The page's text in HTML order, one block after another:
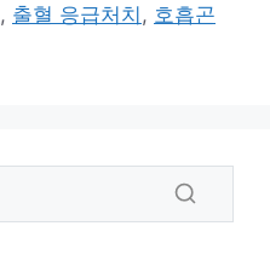
, 출혈 응급처치 , 호흡곤